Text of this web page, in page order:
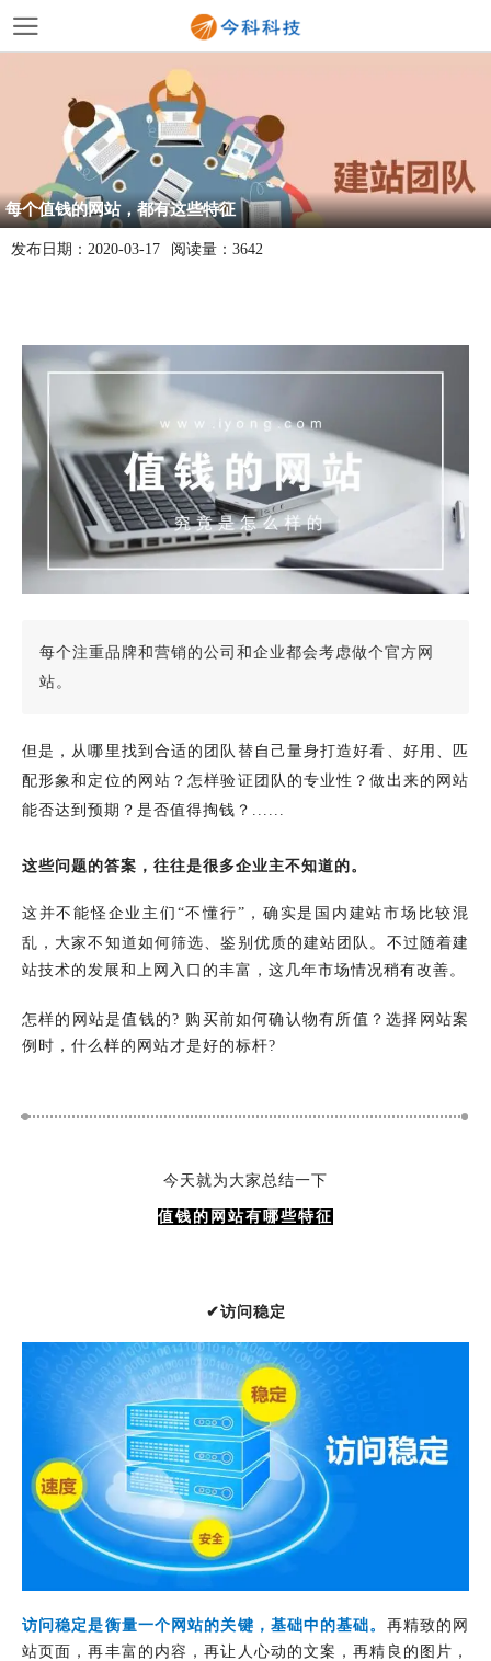
每个值钱的网站，都有这些特征
发布日期： 2020-03-17 阅读量： 3642
每个注重品牌和营销的公司和企业都会考虑做个官方网
站。
但是，从哪里找到合适的团队替自己量身打造好看、好用、匹
配形象和定位的网站？怎样验证团队的专业性？做出来的网站
能否达到预期？是否值得掏钱？......
这些问题的答案， 往往是很多企业主不知道的。
这并不能怪企业主们“不懂行”，确实是 国内建站市场比较混
乱，大家不知道如何筛选、鉴别优质的建站团队。 不过随着建
站技术的发展和上网入口的丰富，这几年市场情况稍有改善。
怎样的网站是值钱的? 购买前如何确认物有所值？选择网站案
例时，什么样的网站才是好的标杆?
今天就为大家总结一下
值钱的网站有哪些特征
✔访问稳定
访问稳定是衡量一个网站的关键，基础中的基础。 再精致的网
站页面，再丰富的内容，再让人心动的文案，再精良的图片，